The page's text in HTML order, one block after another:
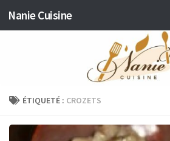
Skip to content
Nanie Cuisine
ÉTIQUETÉ : CROZETS